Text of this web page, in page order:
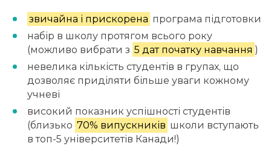
звичайна і прискорена програма підготовки
набір в школу протягом всього року
(можливо вибрати з 5 дат початку навчання )
невелика кількість студентів в групах, що
дозволяє приділяти більше уваги кожному
учневі
високий показник успішності студентів
(близько 70% випускників школи вступають
в топ-5 університетів Канади!)